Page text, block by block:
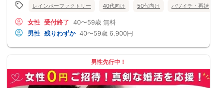
レインボーファクトリー 40代向け 50代向け バツイチ・再婚
女性 受付終了 40〜59歳 無料
男性 残りわずか 40〜59歳 6,900円
男性先行中！